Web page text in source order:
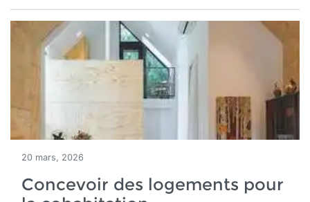
20 mars, 2026
Concevoir des logements pour